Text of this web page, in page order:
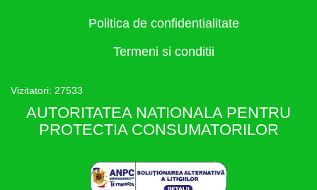
Politica de confidentialitate
Termeni si conditii
Vizitatori: 27533
AUTORITATEA NATIONALA PENTRU
PROTECTIA CONSUMATORILOR